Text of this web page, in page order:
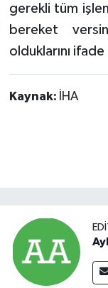
gerekli tüm
bereket
olduklarını
Kaynak: İHA